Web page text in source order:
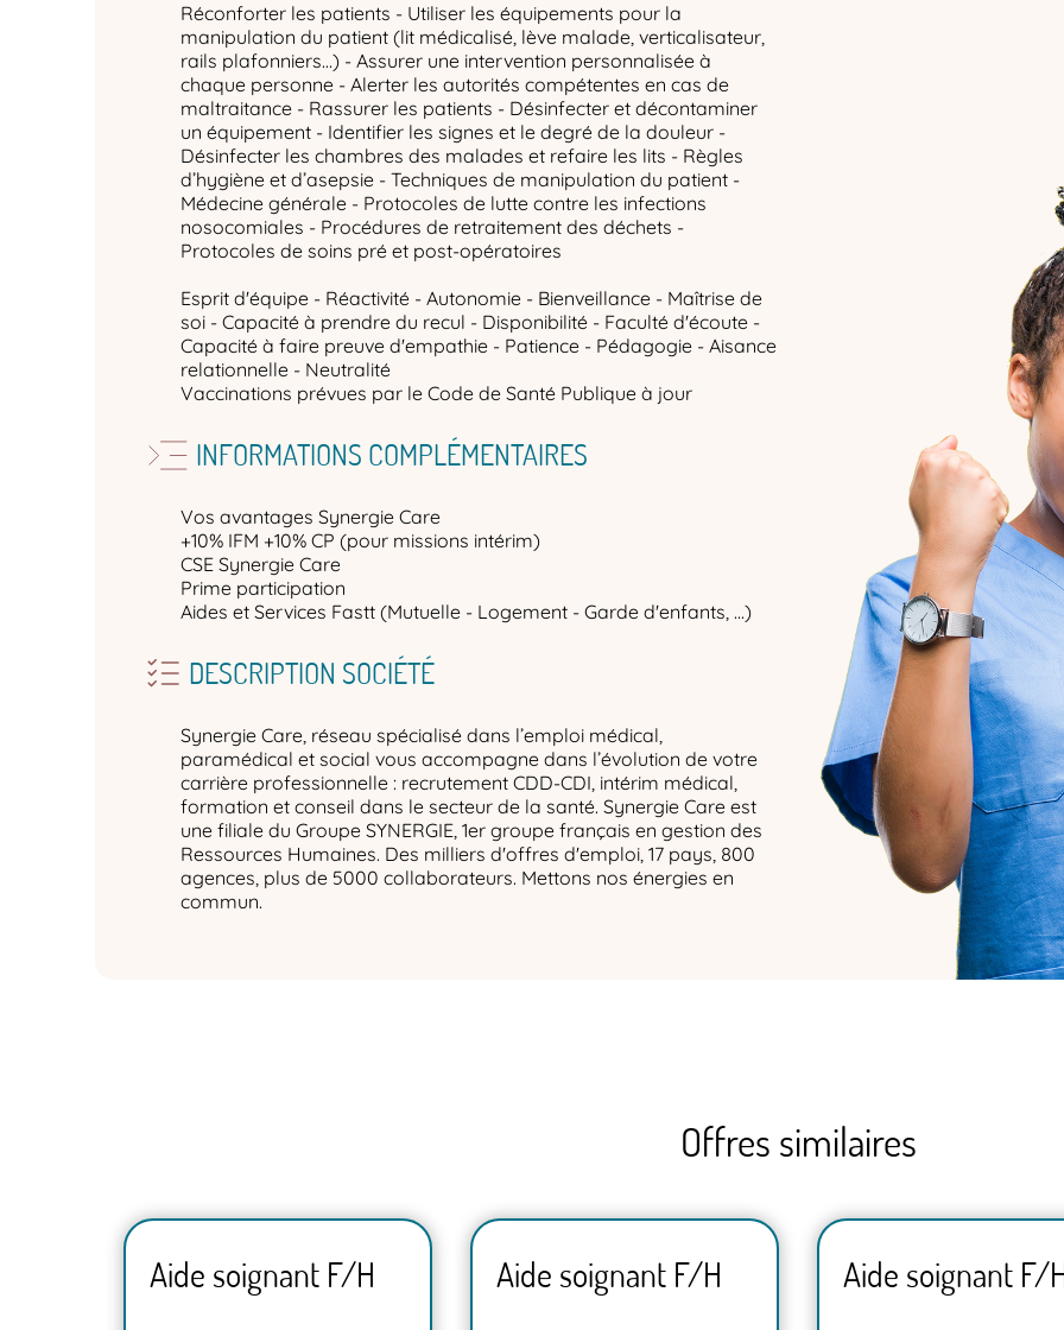
Réconforter les patients - Utiliser les équipements pour la
manipulation du patient (lit médicalisé, lève malade, verticalisateur,
rails plafonniers…) - Assurer une intervention personnalisée à
chaque personne - Alerter les autorités compétentes en cas de
maltraitance - Rassurer les patients - Désinfecter et décontaminer
un équipement - Identifier les signes et le degré de la douleur -
Désinfecter les chambres des malades et refaire les lits - Règles
d’hygiène et d’asepsie - Techniques de manipulation du patient -
Médecine générale - Protocoles de lutte contre les infections
nosocomiales - Procédures de retraitement des déchets -
Protocoles de soins pré et post-opératoires
Esprit d'équipe - Réactivité - Autonomie - Bienveillance - Maîtrise de
soi - Capacité à prendre du recul - Disponibilité - Faculté d'écoute -
Capacité à faire preuve d'empathie - Patience - Pédagogie - Aisance
relationnelle - Neutralité
Vaccinations prévues par le Code de Santé Publique à jour
INFORMATIONS COMPLÉMENTAIRES
Vos avantages Synergie Care
+10% IFM +10% CP (pour missions intérim)
CSE Synergie Care
Prime participation
Aides et Services Fastt (Mutuelle - Logement - Garde d'enfants, ...)
DESCRIPTION SOCIÉTÉ
Synergie Care, réseau spécialisé dans l’emploi médical,
paramédical et social vous accompagne dans l’évolution de votre
carrière professionnelle : recrutement CDD-CDI, intérim médical,
formation et conseil dans le secteur de la santé. Synergie Care est
une filiale du Groupe SYNERGIE, 1er groupe français en gestion des
Ressources Humaines. Des milliers d'offres d'emploi, 17 pays, 800
agences, plus de 5000 collaborateurs. Mettons nos énergies en
commun.
Offres similaires
Aide soignant F/H Aide soignant F/H Aide soignant F/